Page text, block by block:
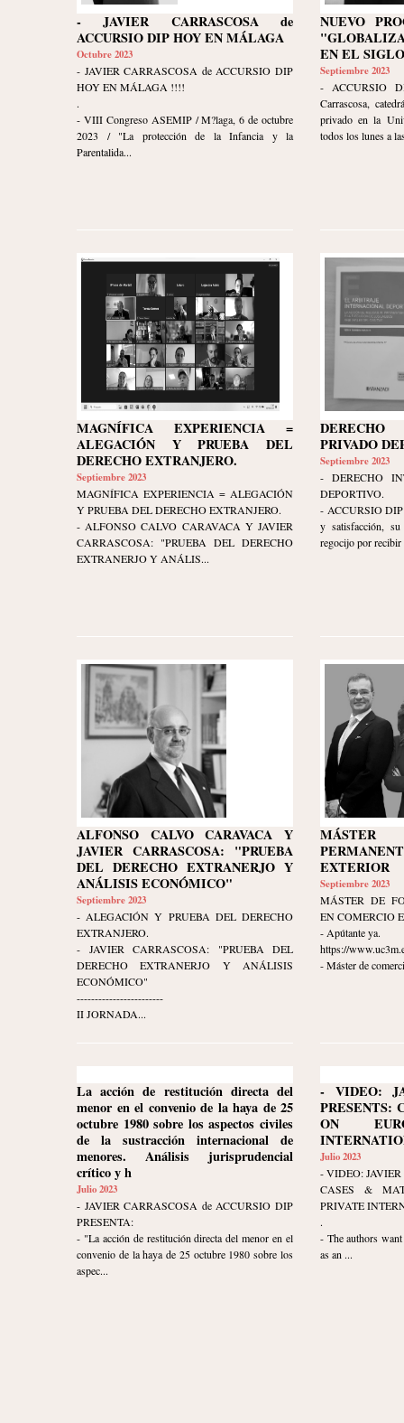
- JAVIER CARRASCOSA de
ACCURSIO DIP HOY EN MÁLAGA
Octubre 2023
- JAVIER CARRASCOSA de ACCURSIO DIP
HOY EN MÁLAGA !!!!
.
- VIII Congreso ASEMIP / M?laga, 6 de octubre
2023 / "La protección de la Infancia y la
Parentalida...
NUEVO
EN EL
Septiembre 2023
- ACCURSIO
Carrascosa,
privado en la
todos los lunes a
MAGNÍFICA EXPERIENCIA =
ALEGACIÓN Y PRUEBA DEL
DERECHO EXTRANJERO.
Septiembre 2023
MAGNÍFICA EXPERIENCIA = ALEGACIÓN
Y PRUEBA DEL DERECHO EXTRANJERO.
- ALFONSO CALVO CARAVACA Y JAVIER
CARRASCOSA: "PRUEBA DEL DERECHO
EXTRANERJO Y ANÁLIS...
PRIVADO
Septiembre 2023
- DERECHO
DEPORTIVO.
- ACCURSIO DIP
y satisfacción,
regocijo por recibir
ALFONSO CALVO CARAVACA Y
JAVIER CARRASCOSA: "PRUEBA
DEL DERECHO EXTRANERJO Y
ANÁLISIS ECONÓMICO"
Septiembre 2023
- ALEGACIÓN Y PRUEBA DEL DERECHO
EXTRANJERO.
- JAVIER CARRASCOSA: "PRUEBA DEL
DERECHO EXTRANERJO Y ANÁLISIS
ECONÓMICO"
------------------------
II JORNADA...
MÁSTER
EXTERIOR
Septiembre 2023
MÁSTER DE
EN COMERCIO
- Apútante ya.
https://
- Máster de
La acción de restitución directa del
menor en el convenio de la haya de 25
octubre 1980 sobre los aspectos civiles
de la sustracción internacional de
menores. Análisis jurisprudencial
crítico y h
Julio 2023
- JAVIER CARRASCOSA de ACCURSIO DIP
PRESENTA:
- "La acción de restitución directa del menor en el
convenio de la haya de 25 octubre 1980 sobre los
aspec...
- VIDEO:
PRESENTS:
ON
Julio 2023
- VIDEO:
CASES &
PRIVATE
.
- The authors
as an ...